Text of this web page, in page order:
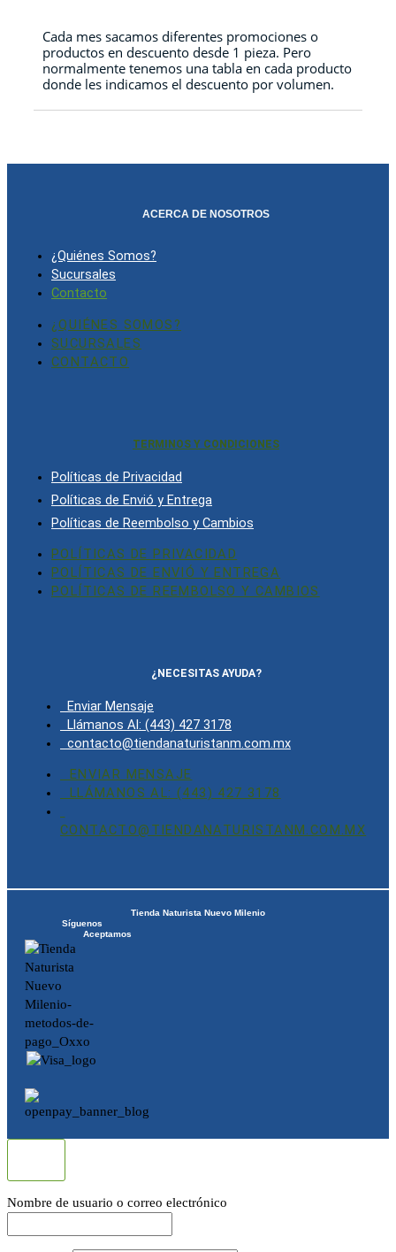
Cada mes sacamos diferentes promociones o
productos en descuento desde 1 pieza. Pero
normalmente tenemos una tabla en cada producto
donde les indicamos el descuento por volumen.
ACERCA DE NOSOTROS
¿Quiénes Somos?
Sucursales
Contacto
¿QUIÉNES SOMOS?
SUCURSALES
CONTACTO
TERMINOS Y CONDICIONES
Políticas de Privacidad
Políticas de Envió y Entrega
Políticas de Reembolso y Cambios
POLÍTICAS DE PRIVACIDAD
POLÍTICAS DE ENVIÓ Y ENTREGA
POLÍTICAS DE REEMBOLSO Y CAMBIOS
¿NECESITAS AYUDA?
Enviar Mensaje
Llámanos Al: (443) 427 3178
contacto@tiendanaturistanm.com.mx
ENVIAR MENSAJE
LLÁMANOS AL: (443) 427 3178
CONTACTO@TIENDANATURISTANM.COM.MX
Tienda Naturista Nuevo Milenio
Síguenos
Aceptamos
Nombre de usuario o correo electrónico